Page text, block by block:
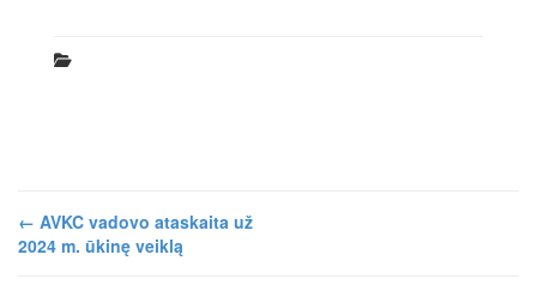
← AVKC vadovo ataskaita už
2024 m. ūkinę veiklą